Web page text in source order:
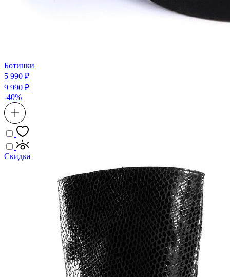
Ботинки
5 990 ₽
9 990 ₽
-40%
Скидка